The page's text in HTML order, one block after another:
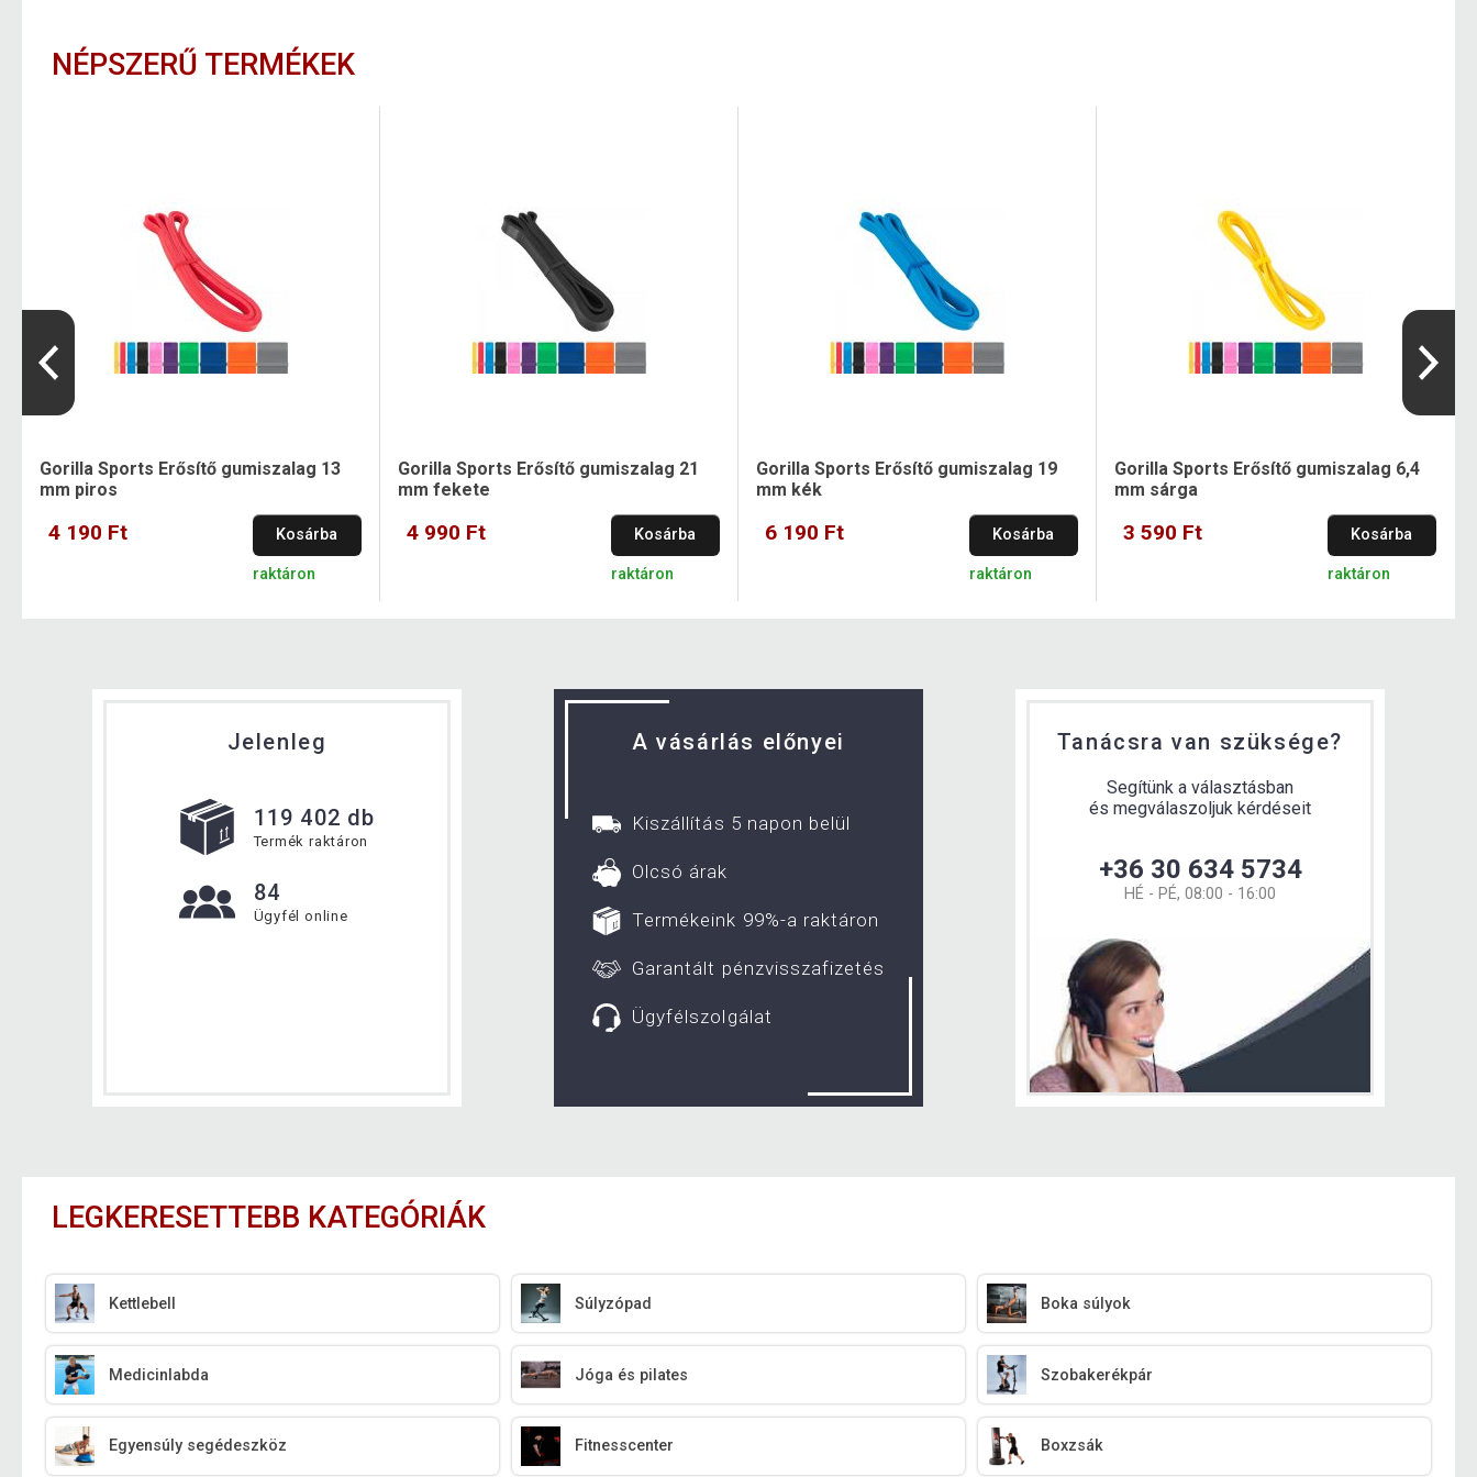
NÉPSZERŰ TERMÉKEK
Gorilla Sports Erősítő gumiszalag 13
mm piros
4 190 Ft Kosárba
raktáron
Gorilla Sports Erősítő gumiszalag 21
mm fekete
4 990 Ft Kosárba
raktáron
Gorilla Sports Erősítő gumiszalag 19
mm kék
6 190 Ft Kosárba
raktáron
Gorilla Sports Erősítő gumiszalag 6,4
mm sárga
3 590 Ft Kosárba
raktáron
Jelenleg
119 402 db
Termék raktáron
84
Ügyfél online
A vásárlás előnyei
Kiszállítás 5 napon belül
Olcsó árak
Termékeink 99%-a raktáron
Garantált pénzvisszafizetés
Ügyfélszolgálat
Tanácsra van szüksége?
Segítünk a választásban
és megválaszoljuk kérdéseit
+36 30 634 5734
HÉ - PÉ, 08:00 - 16:00
LEGKERESETTEBB KATEGÓRIÁK
Kettlebell Súlyzópad Boka súlyok
Medicinlabda Jóga és pilates Szobakerékpár
Egyensúly segédeszköz Fitnesscenter Boxzsák